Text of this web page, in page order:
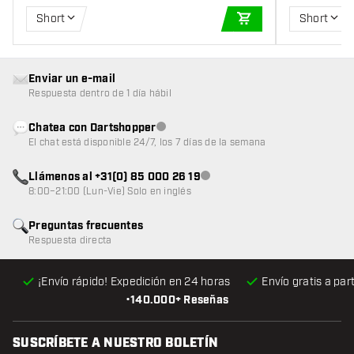
Short
AÑADIR A LA
Short
•140.000+ Reseñas
¡Envío rápido! Expedición en 24 horas Envío gratis a
Preguntas frecuentes
Respuesta directa
Enviar un e-mail
Respuesta dentro de 1 día hábil
Chatea con DartshopperAtención al cliente no disponible
El chat está disponible 24/7, los 7 días de la semana
Llámenos al +31(0) 85 000 26 19Atención al cliente no disponible
8:00–21:00 (Lun-Vie) Solo en inglés
SUSCRÍBETE A NUESTRO BOLETÍN